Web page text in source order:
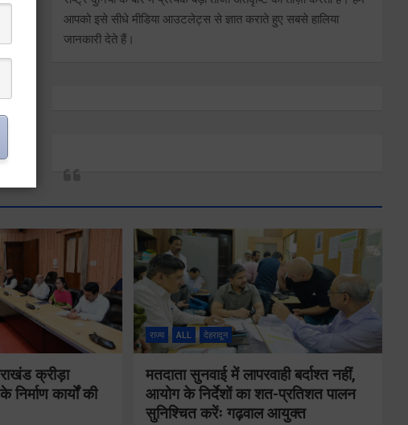
आपको इसे सीधे मीडिया आउटलेट्स से ज्ञात कराते हुए सबसे हालिया
जानकारी देते हैं।
क्रीड़ा
निर्माण कार्यों की
राज्य ALL देहरादून
मतदाता सुनवाई में लापरवाही बर्दाश्त नहीं,
आयोग के निर्देशों का शत-प्रतिशत पालन
सुनिश्चित करेंः गढ़वाल आयुक्त